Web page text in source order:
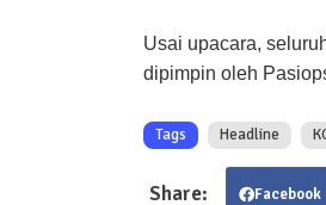
Usai upacara,
dipimpin oleh
Tags Headline
Facebook